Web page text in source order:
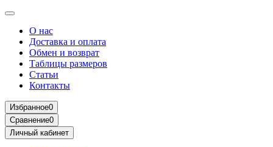
О нас
Доставка и оплата
Обмен и возврат
Таблицы размеров
Статьи
Контакты
Избранное0
Сравнение0
Личный кабинет